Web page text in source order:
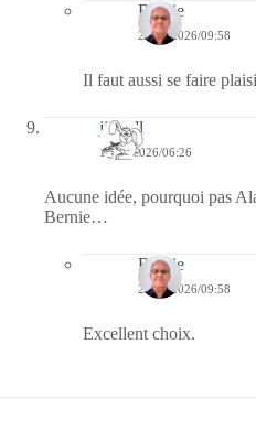
Bernie
20/03/2026/09:58
Il faut aussi se faire
jill bill
17/03/2026/06:26
Aucune idée, pourquoi pas
Bernie…
Bernie
20/03/2026/09:58
Excellent choix.